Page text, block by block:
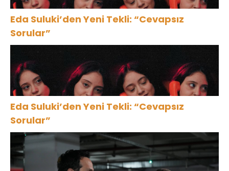
Eda Suluki’den Yeni Tekli: “Cevapsız
Sorular”
Eda Suluki’den Yeni Tekli: “Cevapsız
Sorular”